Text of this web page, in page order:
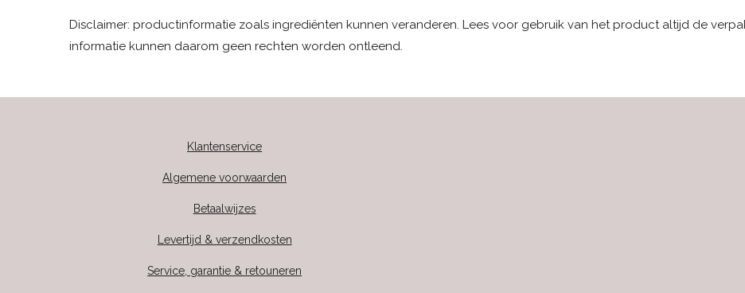
Disclaimer: productinformatie zoals ingrediënten kunnen veranderen. Lees voor gebruik van het product altijd de
informatie kunnen daarom geen rechten worden ontleend.
Klantenservice
Algemene voorwaarden
Betaalwijzes
Levertijd & verzendkosten
Service, garantie & retouneren